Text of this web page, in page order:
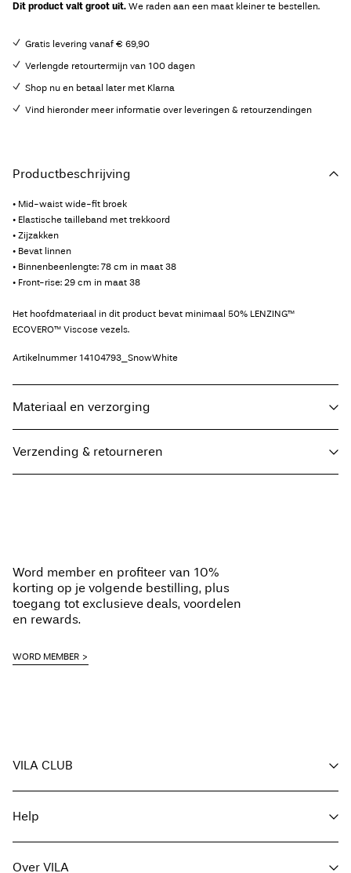
Dit product valt groot uit. We raden aan een maat kleiner te bestellen.
Gratis levering vanaf € 69,90
Verlengde retourtermijn van 100 dagen
Shop nu en betaal later met Klarna
Vind hieronder meer informatie over leveringen & retourzendingen
Productbeschrijving
• Mid-waist wide-fit broek
• Elastische tailleband met trekkoord
• Zijzakken
• Bevat linnen
• Binnenbeenlengte: 78 cm in maat 38
• Front-rise: 29 cm in maat 38
Het hoofdmateriaal in dit product bevat minimaal 50% LENZING™
ECOVERO™ Viscose vezels.
Artikelnummer 14104793_SnowWhite
Materiaal en verzorging
Niet chemisch reinigen
Hangend drogen
Verzending & retourneren
Gratis vanaf€ 69,90
Gratis vanaf€ 69,90
Word member en profiteer van 10%
korting op je volgende bestilling, plus
toegang tot exclusieve deals, voordelen
en rewards.
WORD MEMBER
VILA CLUB
Word member
Mijn account
Bestelling volgen
Help
Hier Retourneren
Over VILA